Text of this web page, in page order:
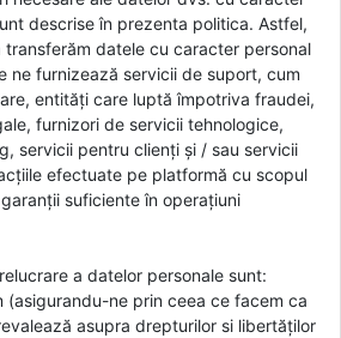
descrise în prezenta politica. Astfel,
datele cu caracter personal
ne furnizează servicii de suport, cum
entități care luptă împotriva fraudei,
furnizori de servicii tehnologice,
servicii pentru clienți și / sau servicii
efectuate pe platformă cu scopul
suficiente în operațiuni
a datelor personale sunt:
(asigurandu-ne prin ceea ce facem ca
asupra drepturilor si libertăților